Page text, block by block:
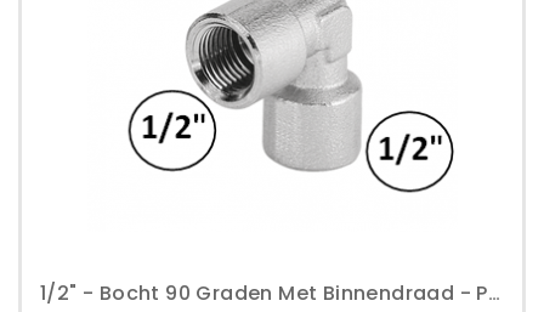
1/2" - Bocht 90 Graden Met Binnendraad - Perslucht